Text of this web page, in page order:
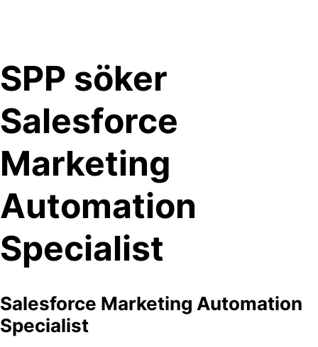
SPP söker
Salesforce
Marketing
Automation
Specialist
Salesforce Marketing Automation
Specialist